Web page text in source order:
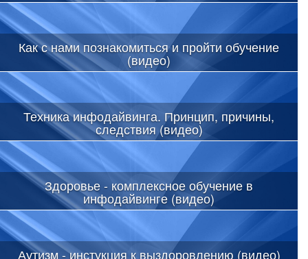
Как с нами познакомиться и пройти обучение
(видео)
Техника инфодайвинга. Принцип, причины,
следствия (видео)
Здоровье - комплексное обучение в
инфодайвинге (видео)
Аутизм - инстукция к выздоровлению (видео)